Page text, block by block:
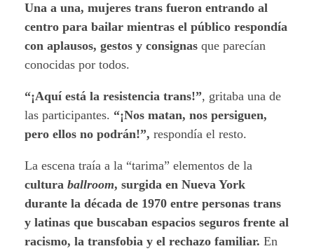
Una a una, mujeres trans fueron entrando al
centro para bailar mientras el público respondía
con aplausos, gestos y consignas que parecían
conocidas por todos.
“¡Aquí está la resistencia trans!”, gritaba una de
las participantes. “¡Nos matan, nos persiguen,
pero ellos no podrán!”, respondía el resto.
La escena traía a la “tarima” elementos de la
cultura ballroom, surgida en Nueva York
durante la década de 1970 entre personas trans
y latinas que buscaban espacios seguros frente al
racismo, la transfobia y el rechazo familiar. En